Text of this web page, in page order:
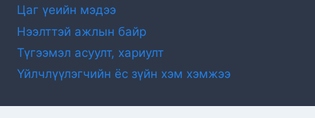
Цаг үеийн мэдээ
Нээлттэй ажлын байр
Түгээмэл асуулт, хариулт
Үйлчлүүлэгчийн ёс зүйн хэм хэмжээ